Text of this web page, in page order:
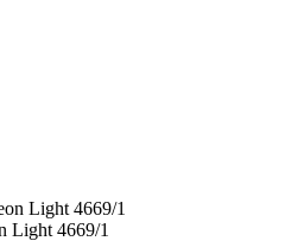
Light 4669/1
Light 4669/1